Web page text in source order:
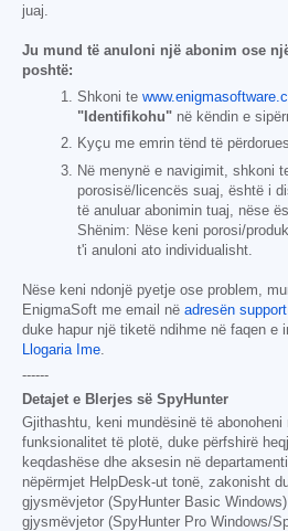
juaj.
Ju mund të anuloni një abonim ose
poshtë:
Shkoni te
"Identifikohu" në këndin e
Kyçu me emrin tënd të
Në menynë e navigimit, shkoni
porosisë/licencës suaj, është i
të anuluar abonimin tuaj, nëse
Shënim: Nëse keni porosi/
t'i anuloni ato individualisht.
Nëse keni ndonjë pyetje ose problem,
EnigmaSoft me email në adresën
duke hapur një tiketë ndihme në faqen e
Llogaria Ime
------
Detajet e Blerjes së SpyHunter
Gjithashtu, keni mundësinë të abonoheni
funksionalitet të plotë, duke përfshirë
keqdashëse dhe aksesin në
nëpërmjet HelpDesk-ut tonë, zakonisht
gjysmëvjetor (SpyHunter Basic
gjysmëvjetor (SpyHunter Pro Windows/